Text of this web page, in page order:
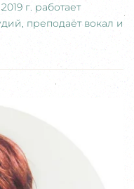
г. работает
преподаёт вокал и